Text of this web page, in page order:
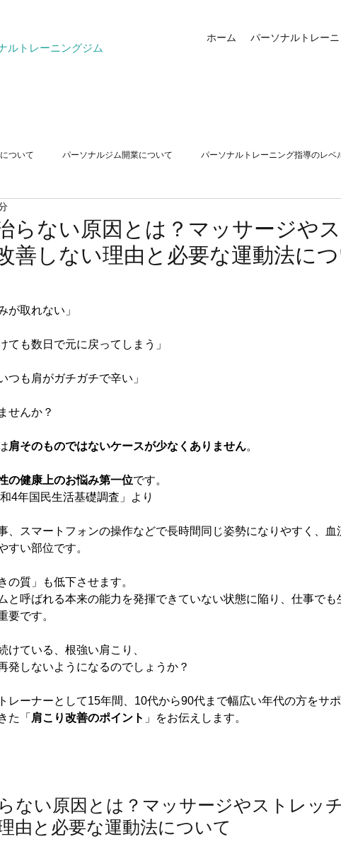
ルトレーニングジム
ホーム パーソナルトレー
ついて パーソナルジム開業について パーソナルトレーニング指導のレベ
らない原因とは？マッサージや
善しない理由と必要な運動法に
が取れない」
ても数日で元に戻ってしまう」
つも肩がガチガチで辛い」
せんか？
肩そのものではないケースが少なくありません。
の健康上のお悩み第一位です。
4年国民生活基礎調査」より
、スマートフォンの操作などで長時間同じ姿勢になりやすく、血
すい部位です。
の質」も低下させます。
と呼ばれる本来の能力を発揮できていない状態に陥り、仕事でも
要です。
けている、根強い肩こり、
発しないようになるのでしょうか？
レーナーとして15年間、10代から90代まで幅広い年代の方をサ
た「 肩こり改善のポイント 」をお伝えします。
ない原因とは？マッサージやストレッ
由と必要な運動法について